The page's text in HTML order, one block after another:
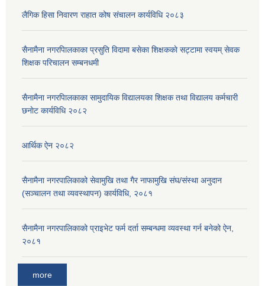
लैगिक हिसा निवारण राहात कोष संचालन कार्यविधि २०८३
सैनामैना नगरपािलकाका प्रसुति विदामा बसेका शिक्षककाे सट्टामा स्वयम् सेवक
शिक्षक परिचालन सम्बनधमी
सैनामैना नगरपािलकाका सामुदायिक विद्यालयका शिक्षक तथा विद्यालय कर्मचारी
छनाेट कार्यविधि २०८२
आर्थिक ऐन २०८२
सैनामैना नगरपालिकाको सेवामुखि तथा गैर नाफामुखि संघ/संस्था अनुदान
(सञ्चालन तथा व्यवस्थापन) कार्यविधि, २०८१
सैनामैना नगरपालिकाको प्राइभेट फर्म दर्ता सम्बन्धमा व्यवस्था गर्न बनेको ऐन,
२०८१
more